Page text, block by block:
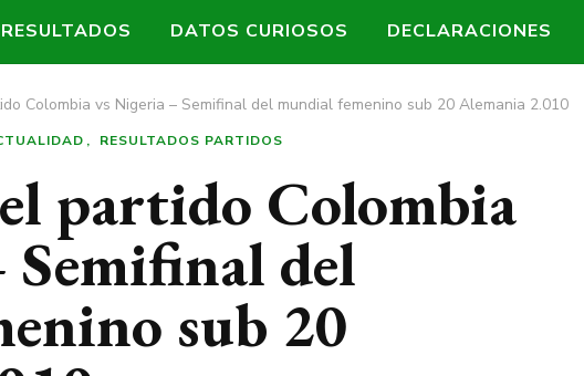
RESULTADOS DATOS CURIOSOS DECLARACIONES
Colombia vs Nigeria – Semifinal del mundial femenino sub 20 Alemania 2.010
RESULTADOS PARTIDOS
partido Colombia
del
sub 20